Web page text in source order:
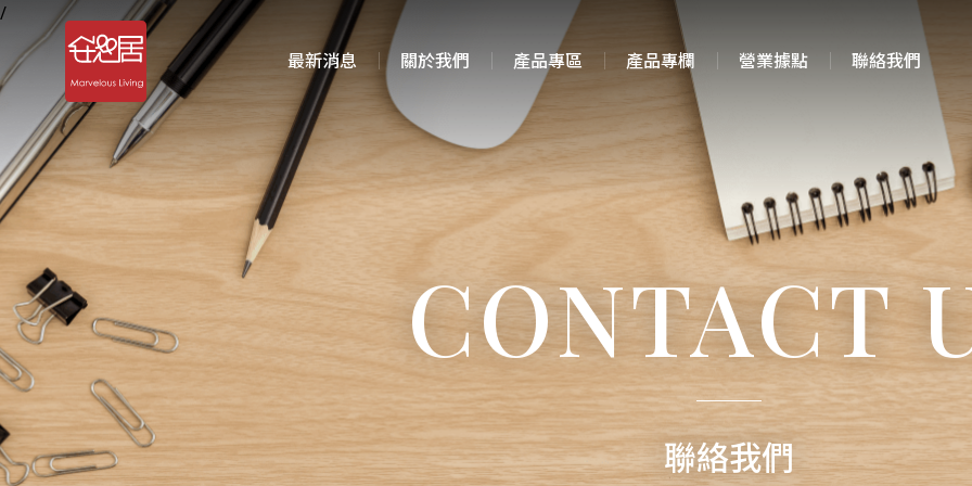
最新消息 關於我們 產品專區 產品專欄 營業據點 聯絡我們
CONTACT
聯絡我們
/